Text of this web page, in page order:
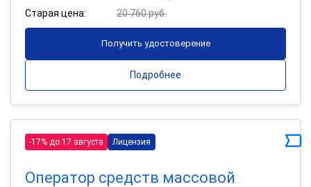
Старая цена:
20 760 руб.
Получить удостоверение
Подробнее
-17% до 17 августа Лицензия
Оператор средств массовой